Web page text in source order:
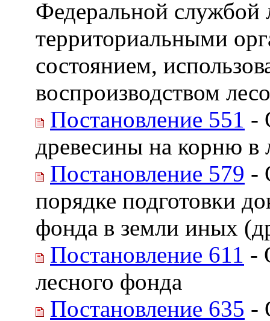
Федеральной службой
территориальными
состоянием,
воспроизводством
Постановление 551 -
древесины на корню в
Постановление 579 -
порядке подготовки
фонда в земли иных
Постановление 611 -
лесного фонда
Постановление 635 -